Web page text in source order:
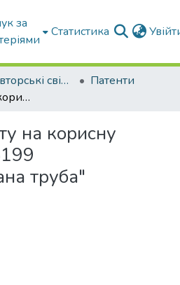
за
Статистика
Патенти та авторські свідоцтва
Патенти
Опис до патенту на корисну модель № 135199 "Теплоізольована труба"
на корисну
труба"